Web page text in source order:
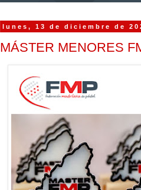
lunes, 13 de diciembre de
MÁSTER MENORES